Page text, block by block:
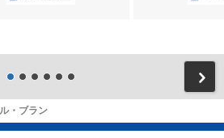
ル・ブラン